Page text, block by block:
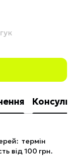
термін
від 100 грн.